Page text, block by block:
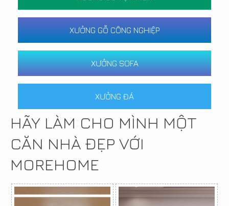
XƯỞNG GỖ CÔNG NGHIỆP
XƯỞNG SOFA
XƯỞNG ĐÁ
HÃY LÀM CHO MÌNH MỘT
CĂN NHÀ ĐẸP VỚI
MOREHOME